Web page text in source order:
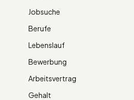
Jobsuche
Berufe
Lebenslauf
Bewerbung
Arbeitsvertrag
Gehalt